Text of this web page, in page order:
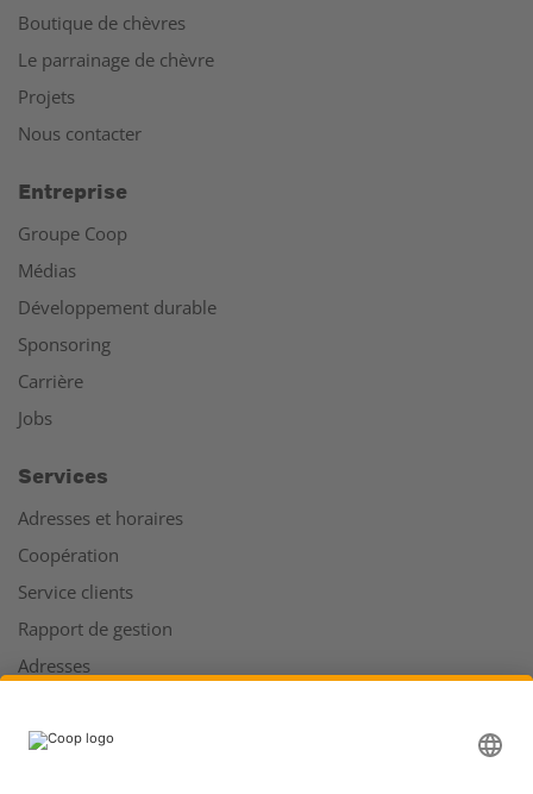
Boutique de chèvres
Le parrainage de chèvre
Projets
Nous contacter
Entreprise
Groupe Coop
Médias
Développement durable
Sponsoring
Carrière
Jobs
Services
Adresses et horaires
Coopération
Service clients
Rapport de gestion
Adresses
Plus d'infos sur Coop